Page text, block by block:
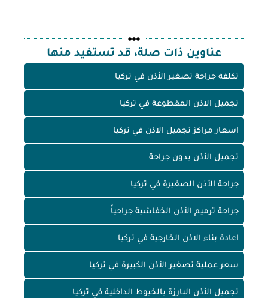
عناوين ذات صلة، قد تستفيد منها
تكلفة جراحة تصغير الأذن في تركيا
تجميل الاذن المقطوعة في تركيا
اسعار مراكز تجميل الاذن في تركيا
تجميل الأذن بدون جراحة
جراحة الأذن الصغيرة في تركيا
جراحة ترميم الأذن الخفاشية جراحياً
اعادة بناء الاذن الخارجية في تركيا
سعر عملية تصغير الأذن الكبيرة في تركيا
تجميل الأذن البارزة بالخيوط الداخلية في تركيا